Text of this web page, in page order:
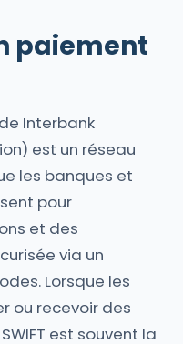
paiement
Interbank
est un réseau
les banques et
pour
et des
via un
Lorsque les
ou recevoir des
est souvent la